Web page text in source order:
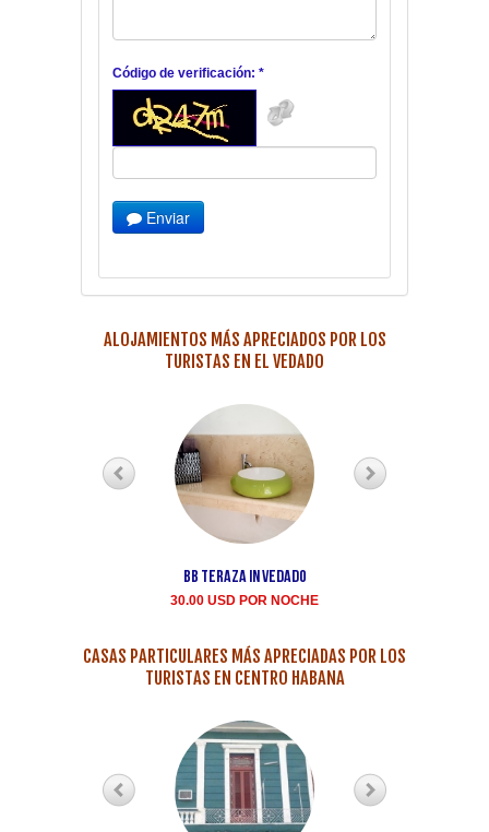
Código de verificación: *
Enviar
ALOJAMIENTOS MÁS APRECIADOS POR LOS
TURISTAS EN EL VEDADO
BB teraza in Vedado
30.00 USD POR NOCHE
CASAS PARTICULARES MÁS APRECIADAS POR LOS
TURISTAS EN CENTRO HABANA